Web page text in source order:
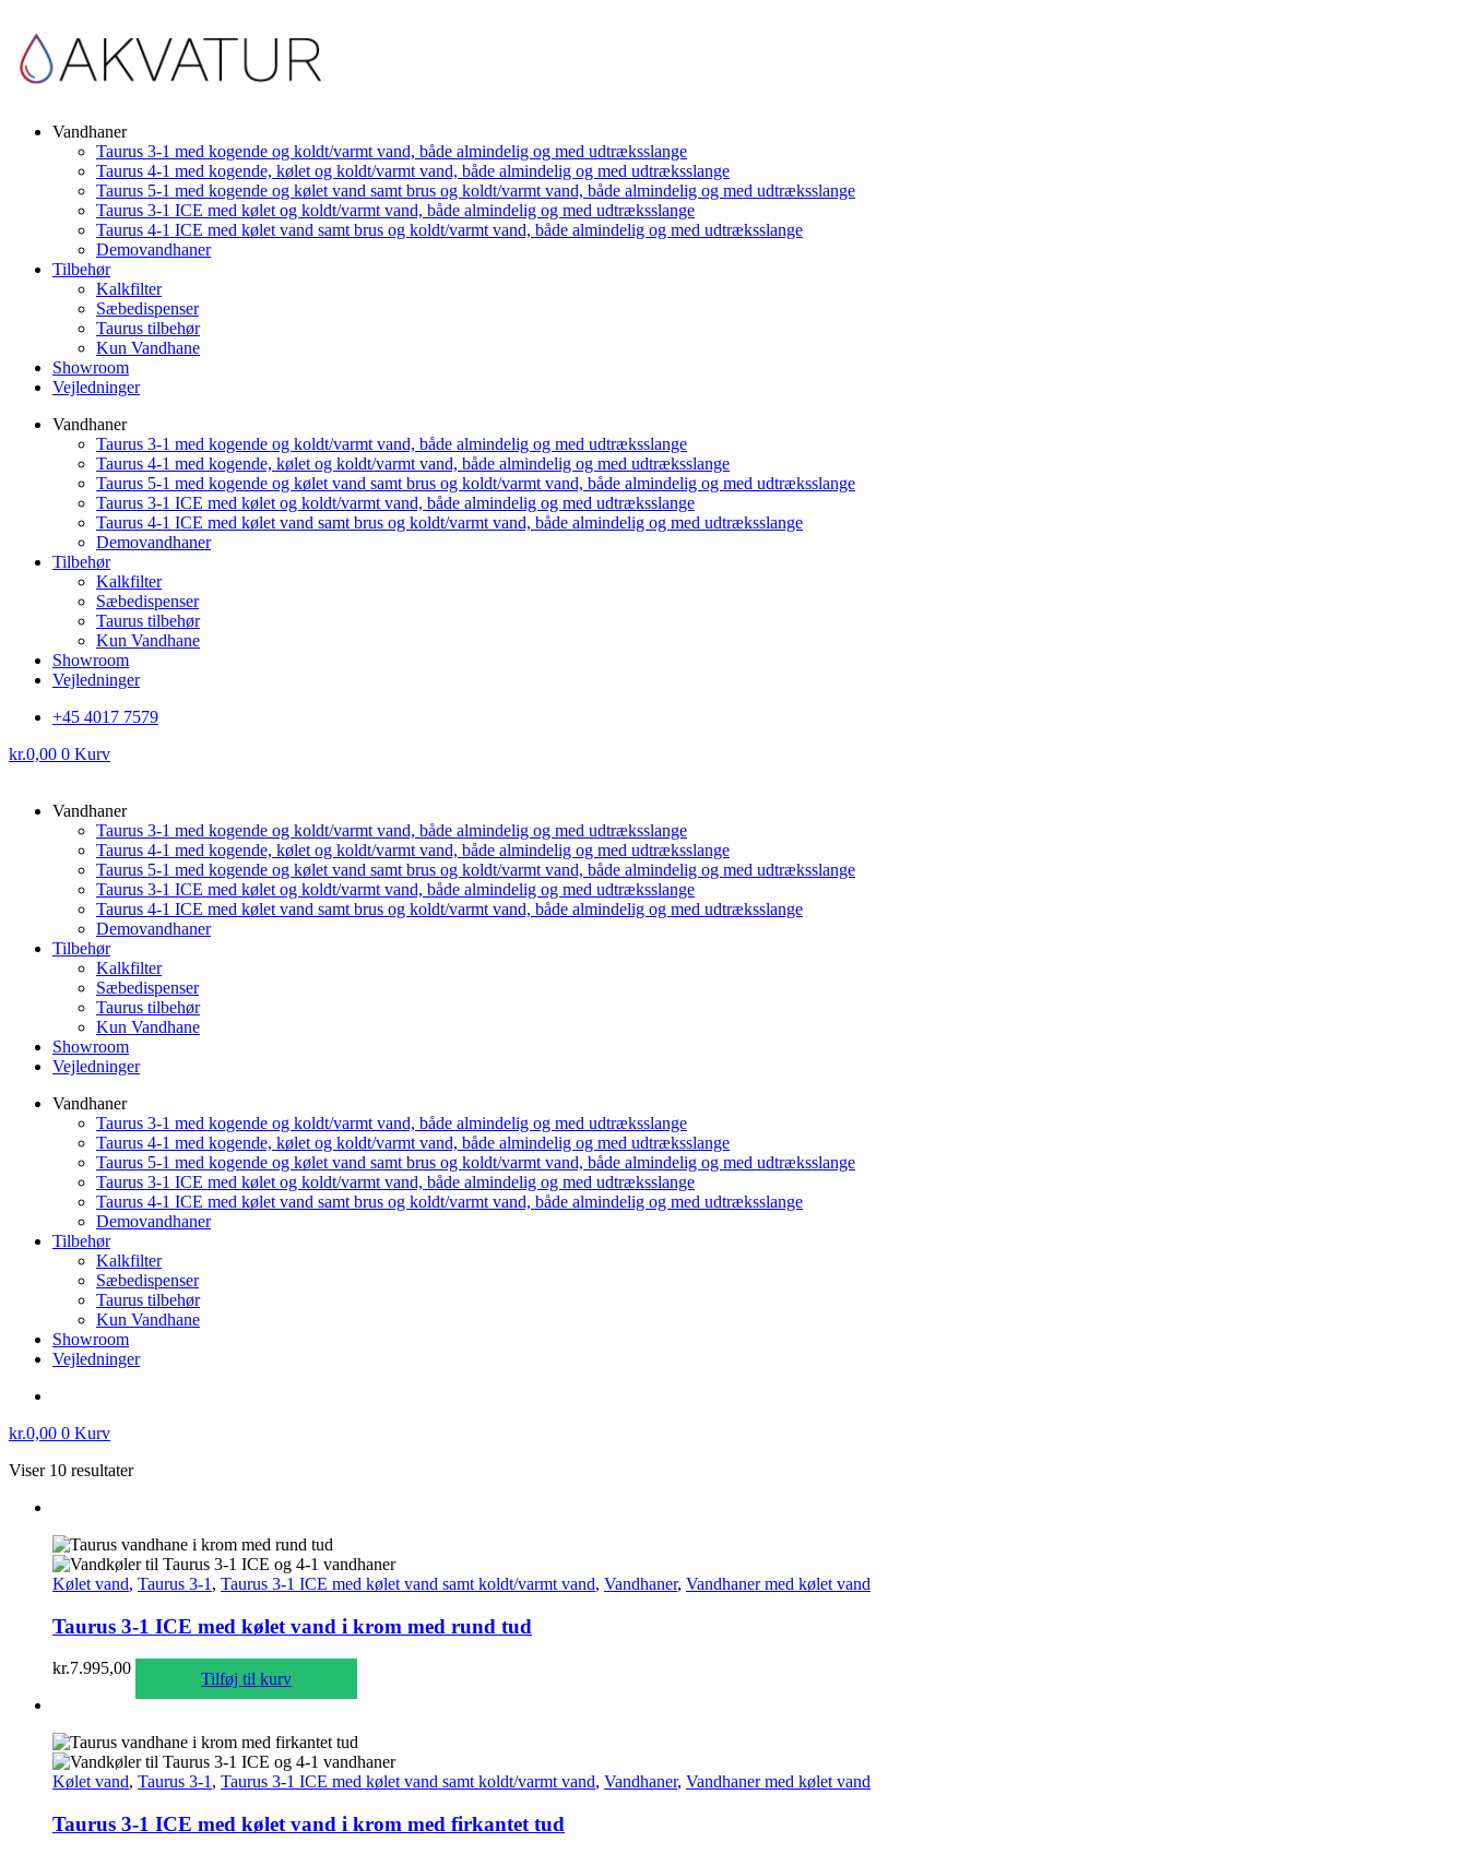
Vandhaner
Taurus 3-1 med kogende og koldt/varmt vand, både almindelig og med udtræksslange
Taurus 4-1 med kogende, kølet og koldt/varmt vand, både almindelig og med udtræksslange
Taurus 5-1 med kogende og kølet vand samt brus og koldt/varmt vand, både almindelig og med udtræksslange
Taurus 3-1 ICE med kølet og koldt/varmt vand, både almindelig og med udtræksslange
Taurus 4-1 ICE med kølet vand samt brus og koldt/varmt vand, både almindelig og med udtræksslange
Demovandhaner
Tilbehør
Kalkfilter
Sæbedispenser
Taurus tilbehør
Kun Vandhane
Showroom
Vejledninger
Vandhaner
Taurus 3-1 med kogende og koldt/varmt vand, både almindelig og med udtræksslange
Taurus 4-1 med kogende, kølet og koldt/varmt vand, både almindelig og med udtræksslange
Taurus 5-1 med kogende og kølet vand samt brus og koldt/varmt vand, både almindelig og med udtræksslange
Taurus 3-1 ICE med kølet og koldt/varmt vand, både almindelig og med udtræksslange
Taurus 4-1 ICE med kølet vand samt brus og koldt/varmt vand, både almindelig og med udtræksslange
Demovandhaner
Tilbehør
Kalkfilter
Sæbedispenser
Taurus tilbehør
Kun Vandhane
Showroom
Vejledninger
+45 4017 7579
kr.0,00 0 Kurv
Vandhaner
Taurus 3-1 med kogende og koldt/varmt vand, både almindelig og med udtræksslange
Taurus 4-1 med kogende, kølet og koldt/varmt vand, både almindelig og med udtræksslange
Taurus 5-1 med kogende og kølet vand samt brus og koldt/varmt vand, både almindelig og med udtræksslange
Taurus 3-1 ICE med kølet og koldt/varmt vand, både almindelig og med udtræksslange
Taurus 4-1 ICE med kølet vand samt brus og koldt/varmt vand, både almindelig og med udtræksslange
Demovandhaner
Tilbehør
Kalkfilter
Sæbedispenser
Taurus tilbehør
Kun Vandhane
Showroom
Vejledninger
Vandhaner
Taurus 3-1 med kogende og koldt/varmt vand, både almindelig og med udtræksslange
Taurus 4-1 med kogende, kølet og koldt/varmt vand, både almindelig og med udtræksslange
Taurus 5-1 med kogende og kølet vand samt brus og koldt/varmt vand, både almindelig og med udtræksslange
Taurus 3-1 ICE med kølet og koldt/varmt vand, både almindelig og med udtræksslange
Taurus 4-1 ICE med kølet vand samt brus og koldt/varmt vand, både almindelig og med udtræksslange
Demovandhaner
Tilbehør
Kalkfilter
Sæbedispenser
Taurus tilbehør
Kun Vandhane
Showroom
Vejledninger
kr.0,00 0 Kurv
Viser 10 resultater
Kølet vand, Taurus 3-1 , Taurus 3-1 ICE med kølet vand samt koldt/varmt vand, Vandhaner, Vandhaner med kølet vand
Taurus 3-1 ICE med kølet vand i krom med rund tud
kr.7.995,00
Tilføj til kurv
Kølet vand, Taurus 3-1, Taurus 3-1 ICE med kølet vand samt koldt/varmt vand, Vandhaner, Vandhaner med kølet vand
Taurus 3-1 ICE med kølet vand i krom med firkantet tud